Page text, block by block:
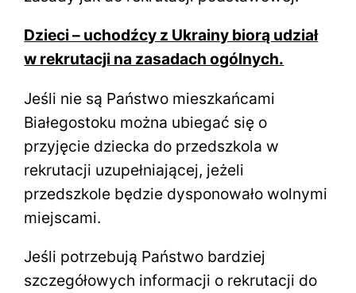
Dzieci – uchodźcy z Ukrainy biorą udział
w rekrutacji na zasadach ogólnych.
Jeśli nie są Państwo mieszkańcami
Białegostoku można ubiegać się o
przyjęcie dziecka do przedszkola w
rekrutacji uzupełniającej, jeżeli
przedszkole będzie dysponowało wolnymi
miejscami.
Jeśli potrzebują Państwo bardziej
szczegółowych informacji o rekrutacji do